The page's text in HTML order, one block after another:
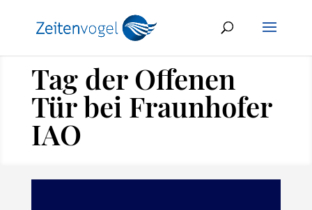
Tag der Offenen
Tür bei Fraunhofer
IAO